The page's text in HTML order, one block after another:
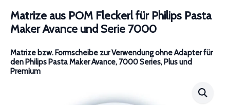
Matrize aus POM Fleckerl für Philips Pasta
Maker Avance und Serie 7000
Matrize bzw. Formscheibe zur Verwendung ohne Adapter für
den Philips Pasta Maker Avance, 7000 Series, Plus und
Premium